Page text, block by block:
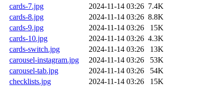
cards-7.jpg
2024-11-14 03:26 7.4K
cards-8.jpg
2024-11-14 03:26 8.8K
cards-9.jpg
2024-11-14 03:26
15K
cards-10.jpg
2024-11-14 03:26 4.3K
cards-switch.jpg
2024-11-14 03:26
13K
carousel-instagram.jpg
2024-11-14 03:26
53K
carousel-tab.jpg
2024-11-14 03:26
54K
checklists.jpg
2024-11-14 03:26
15K